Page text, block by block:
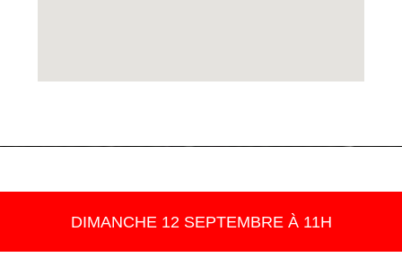
DIMANCHE 12 SEPTEMBRE À 11H